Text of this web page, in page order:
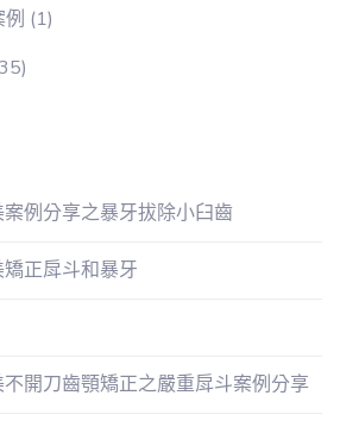
(1)
例分享之暴牙拔除小臼齒
正戽斗和暴牙
開刀齒顎矯正之嚴重戽斗案例分享